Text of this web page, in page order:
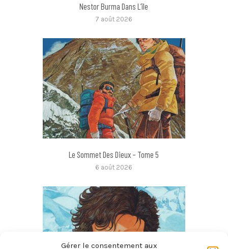
Gérer le consentement aux
Nestor Burma Dans L’île
7 août 2026
Le Sommet Des Dieux – Tome 5
6 août 2026